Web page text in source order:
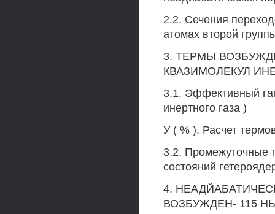
2.2. Сечения
атомах второй
3. ТЕРМЫ
КВАЗИМОЛЕКУЛ
3.1. Эффективный
инертного газа )
У ( % ). Расчет
3.2. Промежуточные
состояний
4.
ВОЗБУЖДЕН- 115